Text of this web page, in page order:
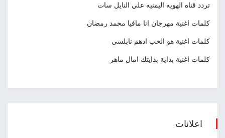
تردد قناه الهويه اليمنيه علي النايل سات
كلمات اغنية مهرجان انا مافيا محمد رمضان
كلمات اغنية هو الحب ادهم نابلسي
كلمات اغنية بداية بدايتك امال ماهر
اعلانات